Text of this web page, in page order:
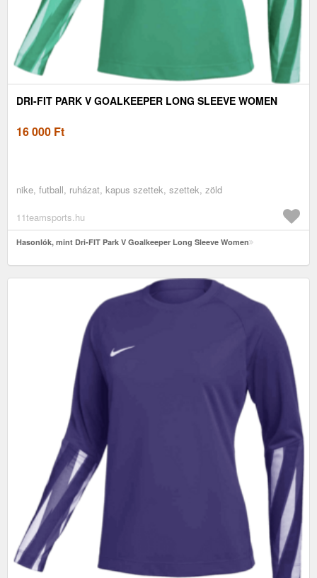
DRI-FIT PARK V GOALKEEPER LONG SLEEVE WOMEN
16 000 Ft
nike, futball, ruházat, kapus szettek, szettek, zöld
11teamsports.hu
Hasonlók, mint Dri-FIT Park V Goalkeeper Long Sleeve Women